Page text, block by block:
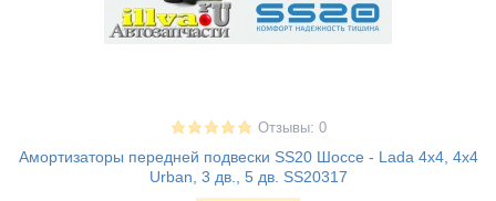
Отзывы: 0
Амортизаторы передней подвески SS20 Шоссе - Lada 4x4, 4x4
Urban, 3 дв., 5 дв. SS20317